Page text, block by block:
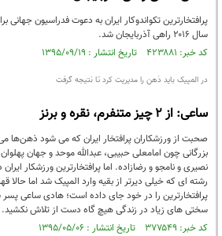
پرافتخارترین تکواندوکار ایران به دعوت فدراسیون جهانی
سال ۲۰۱۶ راهی آذربایجان شد.
کد خبر: ۴۲۳۸۸۱ تاریخ انتشار : ۱۳۹۵/۰۹/۱۹
در المپیک باید ذهن را مدیریت کرد تا نتیجه گرفت
ساعی: از 2 چیز متنفرم، نقره و برنز
صحبت از ورزشکاران پرافتخار ایران که می شود
بزرگانی چون امامعلی حبیبی، عبدالله موحد و جهان پهلوان
نصیری و نامجو و رضازاده. اما پرافتخارترین ورزشکار
رشته ای که خیلی دیرتر از بقیه وارد المپیک شد اما حالا
پرافتخارترین را در خود جای داده است؛ هادی ساعی
سختی های زیاد در زندگی هیچ گاه دست از تلاش نکشید.
کد خبر: ۳۷۷۵۴۹ تاریخ انتشار : ۱۳۹۵/۰۵/۰۶